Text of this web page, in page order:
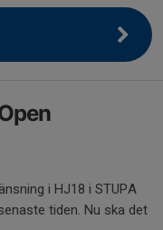
i HJ18 i STUPA
tiden. Nu ska det